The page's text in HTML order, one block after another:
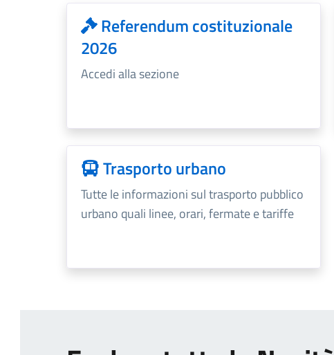
Referendum costituzionale
2026
Accedi alla sezione
Trasporto urbano
Tutte le informazioni sul trasporto pubblico
urbano quali linee, orari, fermate e tariffe